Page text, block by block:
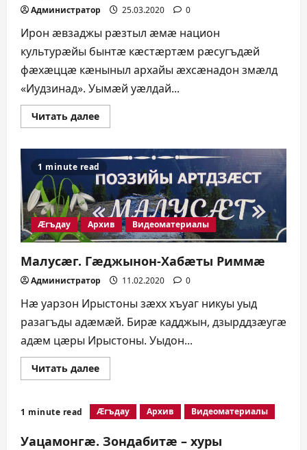
Администратор 25.03.2020 0
Ирон æвзаджы рæзтыл æмæ национ
культурæйы бынтæ кæстæртæм рæсугъдæй
фæхæццæ кæныныл архайы æхсæнадон змæлд
«Иудзинад». Уымæй уæлдай...
Читать далееПрочитать
больше
æрвылазон
æрмдæсниады
равдыст
1 minute read
Æгъдау Архив Видеоматериалы
Малусæг. Гæджынон-Хабæты Риммæ
Администратор 11.02.2020 0
Нæ уарзон Ирыстоны зæхх хъуаг никуы уыд
разагъды адæмæй. Бирæ кадджын, дзырддзæугæ
адæм цæры Ирыстоны. Уыдон...
Читать далееПрочитать
больше
Гæджынон-
Хабæты
1 minute read Æгъдау Архив Видеоматериалы
Уацамонгæ. Зондабитæ – хуры